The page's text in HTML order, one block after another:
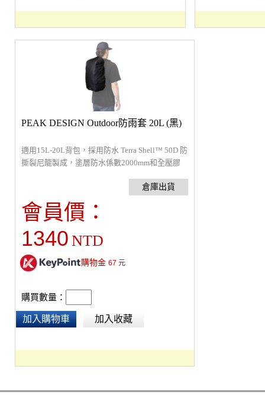
100%碳中和，終生保修。
PEAK DESIGN Outdoor防雨套 20L (黑)
適用15L-20L背包，採用防水 Terra Shell™ 50D 防
撕裂尼龍製成，塗層防水係數2000mm和全壓膠
面保護免受惡劣天氣的影響。防雨罩週邊有一條
可收緊的鬆緊繩，可確保其緊緊貼合您的包，底
部的雷射切割孔可讓滲入的水分快速排出。不使
掛在包外晾乾。布料經過 Bluesign 認證且不含
保修。
會員價：
1340 NTD
購物金 67 元
購買數量：
加入購物車 加入收藏